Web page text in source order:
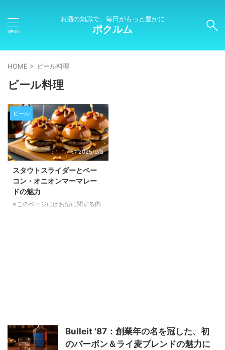
お酒の知識で、毎日がもっと豊かに
ポクルム
HOME > ビール料理
ビール料理
ビール
2025/9/8
スタウトスライダーとベー
コン・オニオンマーマレー
ドの魅力
※このページにはお酒に関する内
ス（約57g）ずつに分けてパティ
を形成します。高温に熱したグリ
ルでバンズの両面にバターを塗
Bulleit '87：創業年の名を冠した、初
のバーボン＆ライ麦ブレンドの魅力に